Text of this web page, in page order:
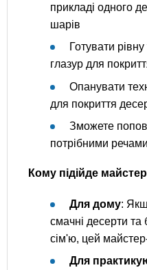
прикладі одного
шарів
Готувати
глазур для
Опанувати
для покриття
Зможете
потрібними
Кому підійде
Для дому:
смачні десерти
сім'ю, цей
Для